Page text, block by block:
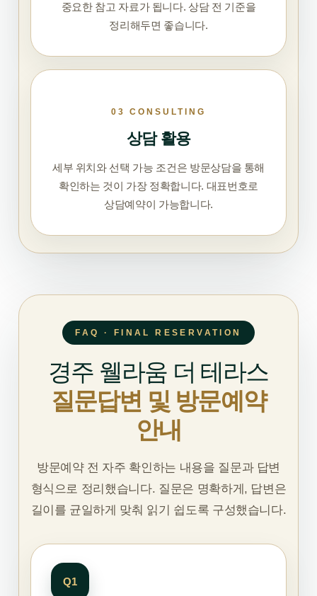
중요한 참고 자료가 됩니다. 상담 전 기준을
정리해두면 좋습니다.
03 CONSULTING
상담 활용
세부 위치와 선택 가능 조건은 방문상담을 통해
확인하는 것이 가장 정확합니다. 대표번호로
상담예약이 가능합니다.
FAQ · FINAL RESERVATION
경주 웰라움 더 테라스
질문답변 및 방문예약
안내
방문예약 전 자주 확인하는 내용을 질문과 답변
형식으로 정리했습니다. 질문은 명확하게, 답변은
길이를 균일하게 맞춰 읽기 쉽도록 구성했습니다.
Q1